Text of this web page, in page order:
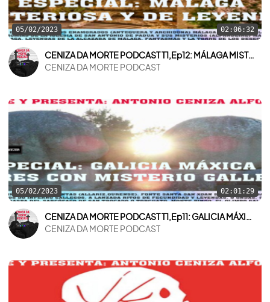
05/02/2023 02:06:32
CENIZA DA MORTE PODCAST T1,Ep12: MÁLAGA MISTERIOSA Y DE LEYENDA
CENIZA DA MORTE PODCAST
05/02/2023 02:01:29
CENIZA DA MORTE PODCAST T1,Ep11: GALICIA MÁXICA I: LUGARES CON MISTERIO GALLEGOS
CENIZA DA MORTE PODCAST